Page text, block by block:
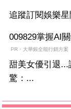
追蹤訂閱娛樂
009829掌握AI
PR・大華銀全能行銷方案
甜美女優引退
驚：...